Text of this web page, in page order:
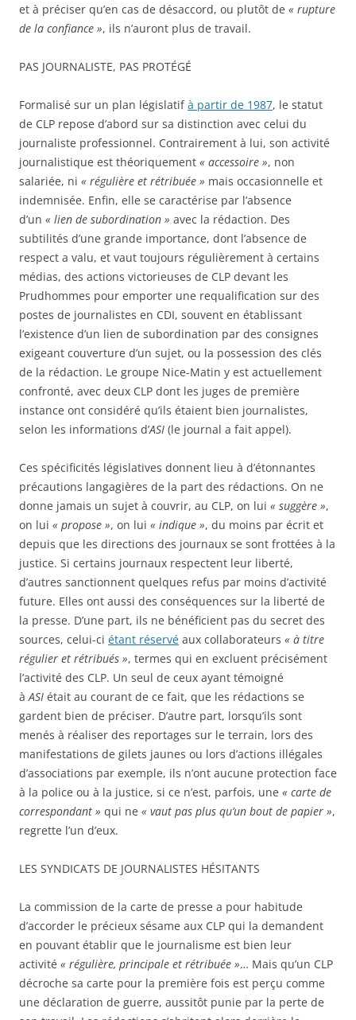
et à préciser qu’en cas de désaccord, ou plutôt de « rupture
de la confiance », ils n’auront plus de travail.
PAS JOURNALISTE, PAS PROTÉGÉ
Formalisé sur un plan législatifà partir de 1987, le statut
de CLP repose d’abord sur sa distinction avec celui du
journaliste professionnel. Contrairement à lui, son activité
journalistique est théoriquement « accessoire », non
salariée, ni « régulière et rétribuée » mais occasionnelle et
indemnisée. Enfin, elle se caractérise par l’absence
d’un « lien de subordination » avec la rédaction. Des
subtilités d’une grande importance, dont l’absence de
respect a valu, et vaut toujours régulièrement à certains
médias, des actions victorieuses de CLP devant les
Prudhommes pour emporter une requalification sur des
postes de journalistes en CDI, souvent en établissant
l’existence d’un lien de subordination par des consignes
exigeant couverture d’un sujet, ou la possession des clés
de la rédaction. Le groupe Nice-Matin y est actuellement
confronté, avec deux CLP dont les juges de première
instance ont considéré qu’ils étaient bien journalistes,
selon les informations d’ASI (le journal a fait appel).
Ces spécificités législatives donnent lieu à d’étonnantes
précautions langagières de la part des rédactions. On ne
donne jamais un sujet à couvrir, au CLP, on lui « suggère »,
on lui « propose », on lui « indique », du moins par écrit et
depuis que les directions des journaux se sont frottées à la
justice. Si certains journaux respectent leur liberté,
d’autres sanctionnent quelques refus par moins d’activité
future. Elles ont aussi des conséquences sur la liberté de
la presse. D’une part, ils ne bénéficient pas du secret des
sources, celui-ci étant réservé aux collaborateurs « à titre
régulier et rétribués », termes qui en excluent précisément
l’activité des CLP. Un seul de ceux ayant témoigné
à ASI était au courant de ce fait, que les rédactions se
gardent bien de préciser. D’autre part, lorsqu’ils sont
menés à réaliser des reportages sur le terrain, lors des
manifestations de gilets jaunes ou lors d’actions illégales
d’associations par exemple, ils n’ont aucune protection face
à la police ou à la justice, si ce n’est, parfois, une « carte de
correspondant » qui ne « vaut pas plus qu’un bout de papier »,
regrette l’un d’eux.
LES SYNDICATS DE JOURNALISTES HÉSITANTS
La commission de la carte de presse a pour habitude
d’accorder le précieux sésame aux CLP qui la demandent
en pouvant établir que le journalisme est bien leur
activité « régulière, principale et rétribuée »… Mais qu’un CLP
décroche sa carte pour la première fois est perçu comme
une déclaration de guerre, aussitôt punie par la perte de